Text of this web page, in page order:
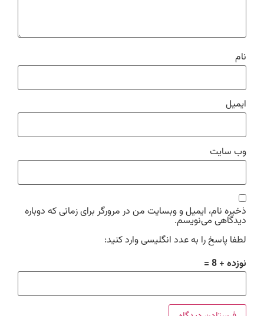
نام
ایمیل
وب‌ سایت
ذخیره نام، ایمیل و وبسایت من در مرورگر برای زمانی که دوباره
دیدگاهی می‌نویسم.
لطفا پاسخ را به عدد انگلیسی وارد کنید:
نوزده + 8 =